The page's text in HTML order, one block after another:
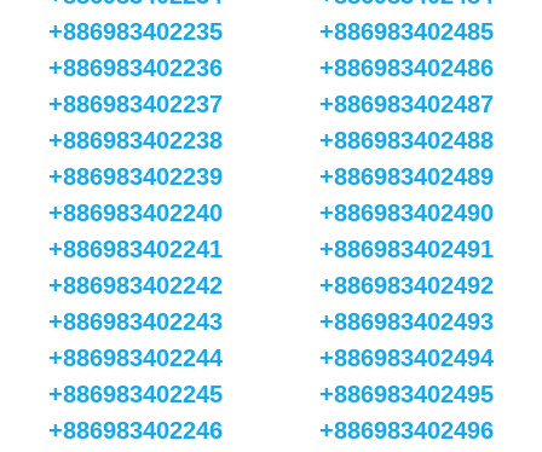
+886983402235
+886983402236
+886983402237
+886983402238
+886983402239
+886983402240
+886983402241
+886983402242
+886983402243
+886983402244
+886983402245
+886983402246
+886983402485
+886983402486
+886983402487
+886983402488
+886983402489
+886983402490
+886983402491
+886983402492
+886983402493
+886983402494
+886983402495
+886983402496